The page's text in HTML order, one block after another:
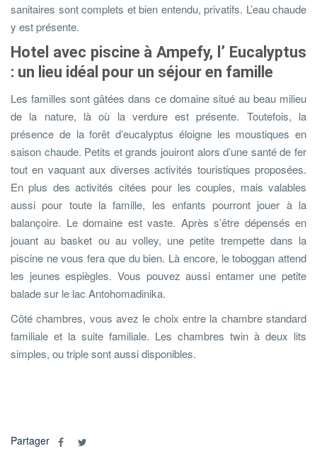
sanitaires sont complets et bien entendu, privatifs. L’eau chaude
y est présente.
Hotel avec piscine à Ampefy, l’ Eucalyptus
: un lieu idéal pour un séjour en famille
Les familles sont gâtées dans ce domaine situé au beau milieu
de la nature, là où la verdure est présente. Toutefois, la
présence de la forêt d’eucalyptus éloigne les moustiques en
saison chaude. Petits et grands jouiront alors d’une santé de fer
tout en vaquant aux diverses activités touristiques proposées.
En plus des activités citées pour les couples, mais valables
aussi pour toute la famille, les enfants pourront jouer à la
balançoire. Le domaine est vaste. Après s’être dépensés en
jouant au basket ou au volley, une petite trempette dans la
piscine ne vous fera que du bien. Là encore, le toboggan attend
les jeunes espiègles. Vous pouvez aussi entamer une petite
balade sur le lac Antohomadinika.
Côté chambres, vous avez le choix entre la chambre standard
familiale et la suite familiale. Les chambres twin à deux lits
simples, ou triple sont aussi disponibles.
Partager